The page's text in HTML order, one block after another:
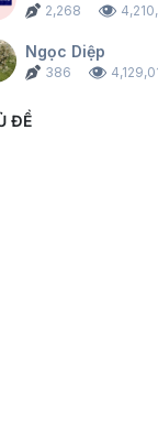
2,268
Ngọc Diệp
386
ĐỀ